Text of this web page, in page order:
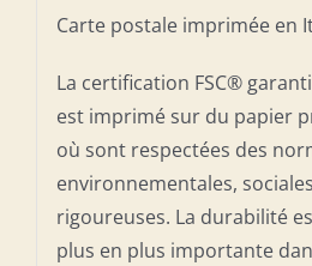
Carte postale imprimée en
La certification FSC®
est imprimé sur du papier
où sont respectées des
environnementales,
rigoureuses. La durabilité
plus en plus importante